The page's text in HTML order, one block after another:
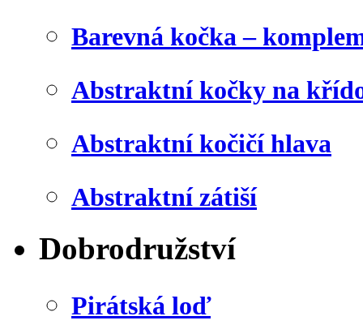
Barevná kočka –
Abstraktní kočky na
Abstraktní kočičí hlava
Abstraktní zátiší
Dobrodružství
Pirátská loď